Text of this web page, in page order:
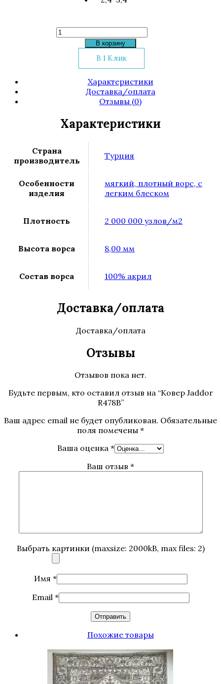
Количество
Ковер
R478B
В корзину
В 1 Клик
Характеристики
Доставка/оплата
Отзывы (0)
Характеристики
Страна
производитель
Турция
Особенности
изделия
мягкий, плотный ворс, с
легким блеском
Плотность 2 000 000 узлов/м2
Высота ворса 8,00 мм
Состав ворса 100% акрил
Доставка/оплата
Доставка/оплата
Отзывы
Отзывов пока нет.
Будьте первым, кто оставил отзыв на “Ковер Jaddor
R478B”
Ваш адрес email не будет опубликован. Обязательные
поля помечены *
Ваша оценка *
Ваш отзыв *
Выбрать картинки (maxsize: 2000kB, max files: 2)
Имя *
Email *
Похожие товары